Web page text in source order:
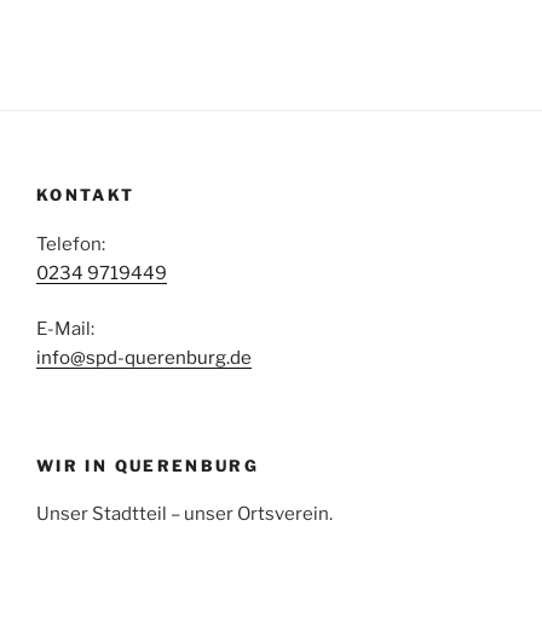
KONTAKT
Telefon:
0234 9719449
E-Mail:
info@spd-querenburg.de
WIR IN QUERENBURG
Unser Stadtteil – unser Ortsverein.